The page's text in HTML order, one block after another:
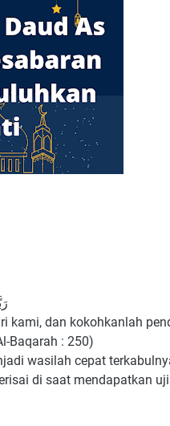
kami, dan kokohkanlah
Baqarah : 250)
wasilah cepat
di saat mendapatkan